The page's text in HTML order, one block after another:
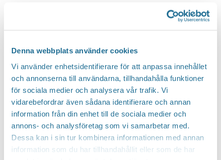
Denna webbplats använder cookies
Vi använder enhetsidentifierare för att anpassa innehållet
och annonserna till användarna, tillhandahålla funktioner
för sociala medier och analysera vår trafik. Vi
vidarebefordrar även sådana identifierare och annan
information från din enhet till de sociala medier och
annons- och analysföretag som vi samarbetar med.
Dessa kan i sin tur kombinera informationen med annan
information som du har tillhandahållit eller som de har
Vanliga frågor
Närliggande kommuner
Livet i Motala
Livet i Motala
Hyr
Köp
Bygg
Translate